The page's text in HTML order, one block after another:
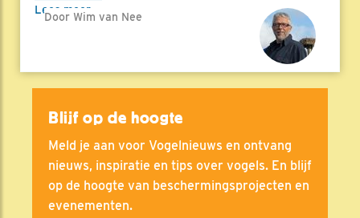
Lees meer
Door Wim van Nee
Blijf op de hoogte
Meld je aan voor Vogelnieuws en ontvang
nieuws, inspiratie en tips over vogels. En blijf
op de hoogte van beschermingsprojecten en
evenementen.